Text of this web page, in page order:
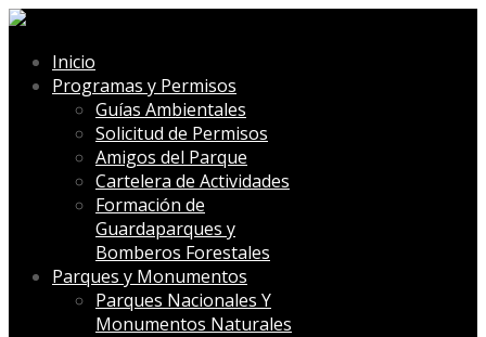
Inicio
Programas y Permisos
Guías Ambientales
Solicitud de Permisos
Amigos del Parque
Cartelera de Actividades
Formación de
Guardaparques y
Bomberos Forestales
Parques y Monumentos
Parques Nacionales Y
Monumentos Naturales